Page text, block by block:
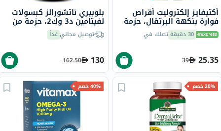
أكتيفايز إلكتروليت أقراص
فوارة بنكهة البرتقال، حزمة
من 20 30 دقيقة تصلك في
25.35
39
بلوبيري ناتشورالز كبسولات
لفيتامين د3 وك2، حزمة من
60توصيل مجانيغداً
130
162.50
20% خصم 40% خصم